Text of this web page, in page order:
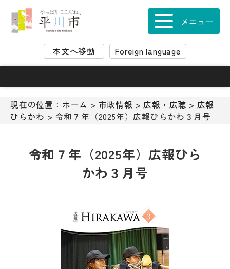
ョ
ス
本文へ移動 Foreign language
メニュー
現在の位置： ホーム > 市政情報 >広報・広聴 > 広報
ひらかわ > 令和７年（2025年）広報ひらかわ３月号
令和７年（2025年）広報ひら
かわ３月号